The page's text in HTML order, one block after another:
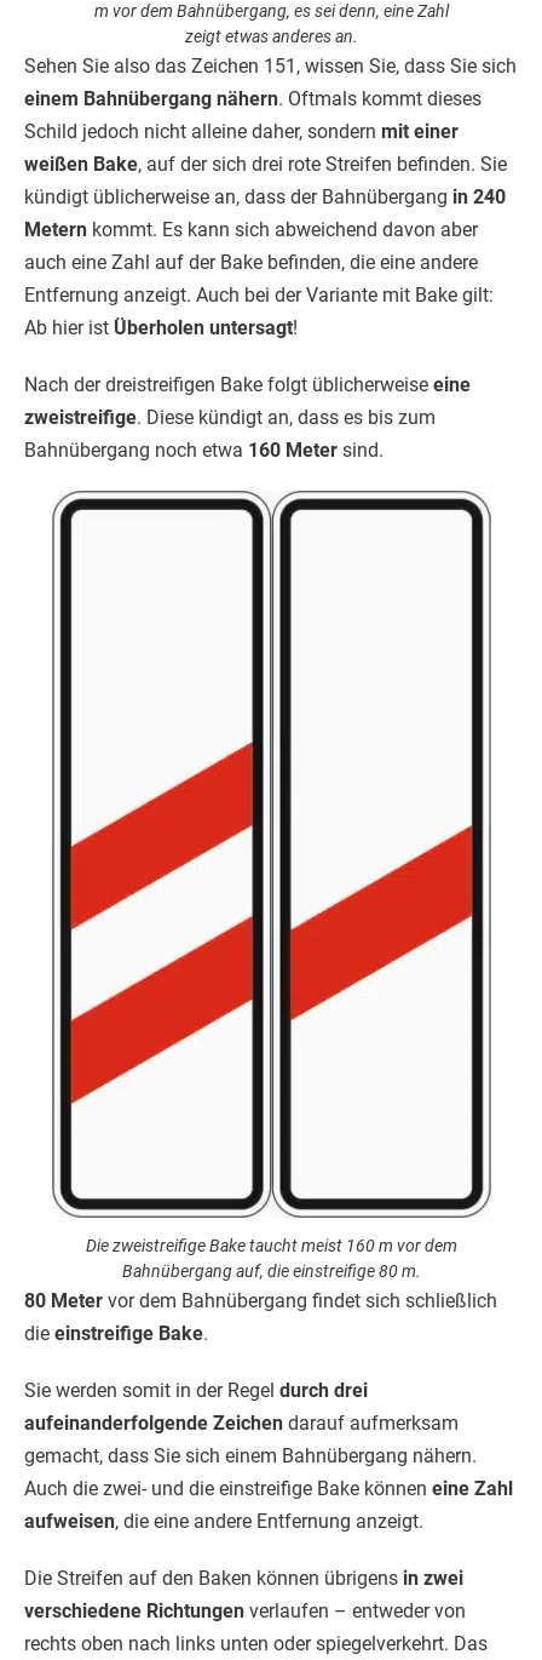
m vor dem Bahnübergang, es sei denn, eine Zahl
zeigt etwas anderes an.
Sehen Sie also das Zeichen 151, wissen Sie, dass Sie sich
einem Bahnübergang nähern. Oftmals kommt dieses
Schild jedoch nicht alleine daher, sondern mit einer
weißen Bake, auf der sich drei rote Streifen befinden. Sie
kündigt üblicherweise an, dass der Bahnübergang in 240
Metern kommt. Es kann sich abweichend davon aber
auch eine Zahl auf der Bake befinden, die eine andere
Entfernung anzeigt. Auch bei der Variante mit Bake gilt:
Ab hier ist Überholen untersagt!
Nach der dreistreifigen Bake folgt üblicherweise eine
zweistreifige. Diese kündigt an, dass es bis zum
Bahnübergang noch etwa 160 Meter sind.
Die zweistreifige Bake taucht meist 160 m vor dem
Bahnübergang auf, die einstreifige 80 m.
80 Meter vor dem Bahnübergang findet sich schließlich
die einstreifige Bake.
Sie werden somit in der Regel durch drei
aufeinanderfolgende Zeichen darauf aufmerksam
gemacht, dass Sie sich einem Bahnübergang nähern.
Auch die zwei- und die einstreifige Bake können eine Zahl
aufweisen, die eine andere Entfernung anzeigt.
Die Streifen auf den Baken können übrigens in zwei
verschiedene Richtungen verlaufen – entweder von
rechts oben nach links unten oder spiegelverkehrt. Das